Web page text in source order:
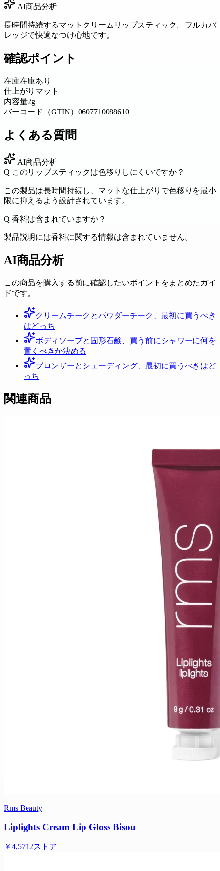
AI商品分析
長時間持続するマットクリームリップスティック。フルカバ
レッジで快適なつけ心地です。
確認ポイント
在庫在庫あり
仕上がり マット
内容量2g
バーコード（GTIN） 0607710088610
よくある質問
AI商品分析
Q このリップスティックは色移りしにくいですか？
この製品は長時間持続し、マットな仕上がりで色移りを最小
限に抑えるよう設計されています。
Q 香料は含まれていますか？
製品説明には香料に関する情報は含まれていません。
AI商品分析
この商品を購入する前に確認したいポイントをまとめたガイ
ドです。
クリームチークとパウダーチーク、最初に買うべき
はどっち
ボディソープと固形石鹸、買う前にシャワーに何を
置くべきか決める
ブロンザーとシェーディング、最初に買うべきはど
っち
関連商品
Rms Beauty
Liplights Cream Lip Gloss Bisou
￥4,571 2ストア